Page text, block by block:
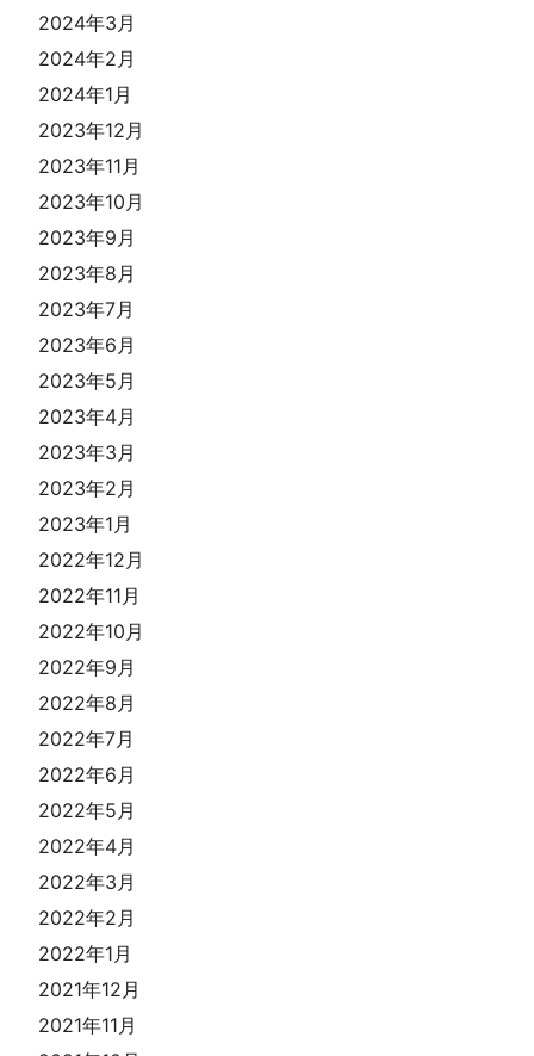
2024年3月
2024年2月
2024年1月
2023年12月
2023年11月
2023年10月
2023年9月
2023年8月
2023年7月
2023年6月
2023年5月
2023年4月
2023年3月
2023年2月
2023年1月
2022年12月
2022年11月
2022年10月
2022年9月
2022年8月
2022年7月
2022年6月
2022年5月
2022年4月
2022年3月
2022年2月
2022年1月
2021年12月
2021年11月